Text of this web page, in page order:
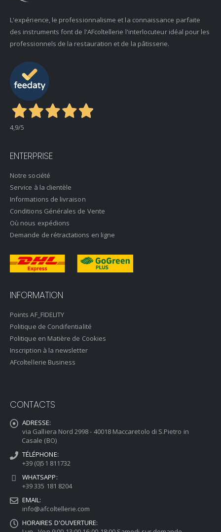
L'expérience, le professionnalisme et la connaissance parfaite
des instruments font de l'AFcoltellerie l'interlocuteur idéal pour les
professionnels de la restauration et de la pâtisserie.
4,9/5
ENTERPRISE
Notre société
Service à la clientèle
Informations de livraison
Conditions Générales de Vente
Où nous expédions
Demande de rétractations en ligne
INFORMATION
Points AF_FIDELITY
Politique de Condifentialité
Politique en Matière de Cookies
Inscription à la newsletter
AFcoltellerie Business
CONTACTS
ADRESSE:
via Galliera Nord 2998 - 40018 Maccaretolo di S.Pietro in
Casale (BO)
TÉLÉPHONE:
+39 (0)51 811732
WHATSAPP:
+39 335 181 8204
EMAIL:
info@afcoltellerie.com
HORAIRES D'OUVERTURE: